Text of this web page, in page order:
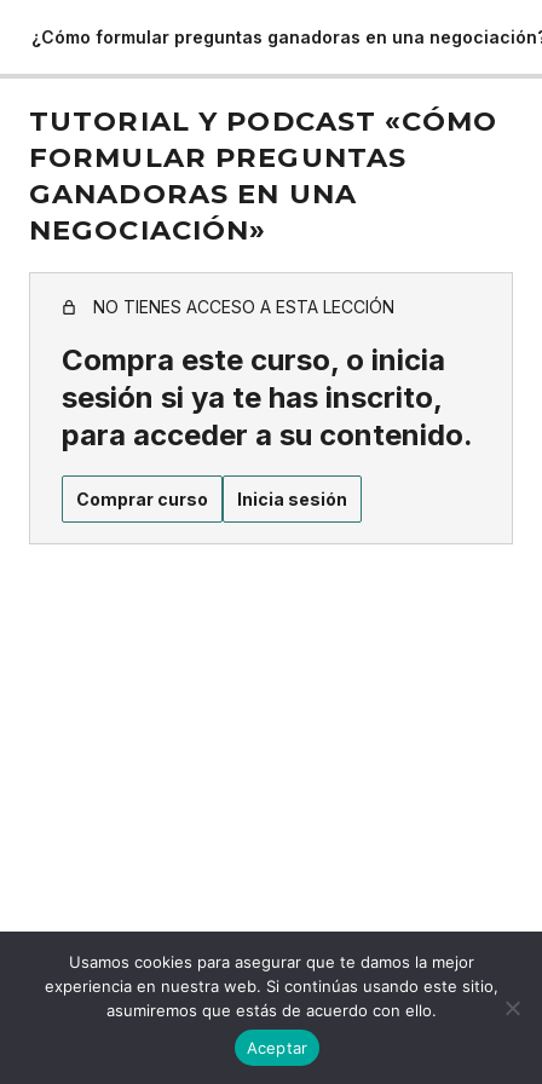
¿Cómo formular preguntas ganadoras en una
TUTORIAL Y PODCAST «CÓMO
FORMULAR PREGUNTAS
GANADORAS EN UNA
NEGOCIACIÓN»
NO TIENES ACCESO A ESTA LECCIÓN
Compra este curso, o inicia
sesión si ya te has inscrito,
para acceder a su contenido.
Comprar curso Inicia sesión
Usamos cookies para asegurar que te damos la mejor
experiencia en nuestra web. Si continúas usando este sitio,
asumiremos que estás de acuerdo con ello.
Aceptar